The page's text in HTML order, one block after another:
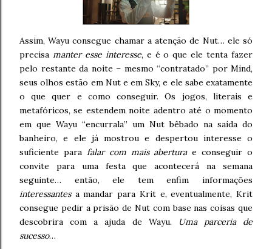
Assim, Wayu consegue chamar a atenção de Nut… ele só
precisa manter esse interesse, e é o que ele tenta fazer
pelo restante da noite – mesmo “contratado” por Mind,
seus olhos estão em Nut e em Sky, e ele sabe exatamente
o que quer e como conseguir. Os jogos, literais e
metafóricos, se estendem noite adentro até o momento
em que Wayu “encurrala” um Nut bêbado na saída do
banheiro, e ele já mostrou e despertou interesse o
suficiente para falar com mais aberturae conseguir o
convite para uma festa que acontecerá na semana
seguinte… então, ele tem enfim informações
interessantesa mandar para Krit e, eventualmente, Krit
consegue pedir a prisão de Nut com base nas coisas que
descobrira com a ajuda de Wayu.
Uma parceria de
sucesso…